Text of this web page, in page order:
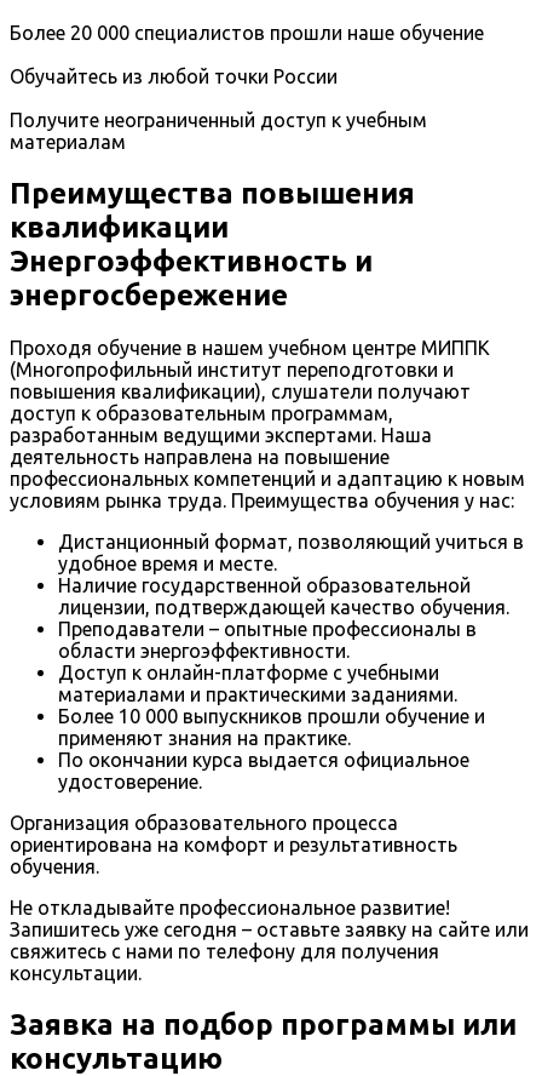
Более 20 000 специалистов прошли наше обучение
Обучайтесь из любой точки России
Получите неограниченный доступ к учебным
материалам
Преимущества повышения
квалификации
Энергоэффективность и
энергосбережение
Проходя обучение в нашем учебном центре МИППК
(Многопрофильный институт переподготовки и
повышения квалификации), слушатели получают
доступ к образовательным программам,
разработанным ведущими экспертами. Наша
деятельность направлена на повышение
профессиональных компетенций и адаптацию к новым
условиям рынка труда. Преимущества обучения у нас:
Дистанционный формат, позволяющий учиться в
удобное время и месте.
Наличие государственной образовательной
лицензии, подтверждающей качество обучения.
Преподаватели – опытные профессионалы в
области энергоэффективности.
Доступ к онлайн-платформе с учебными
материалами и практическими заданиями.
Более 10 000 выпускников прошли обучение и
применяют знания на практике.
По окончании курса выдается официальное
удостоверение.
Организация образовательного процесса
ориентирована на комфорт и результативность
обучения.
Не откладывайте профессиональное развитие!
Запишитесь уже сегодня – оставьте заявку на сайте или
свяжитесь с нами по телефону для получения
консультации.
Заявка на подбор программы или
консультацию